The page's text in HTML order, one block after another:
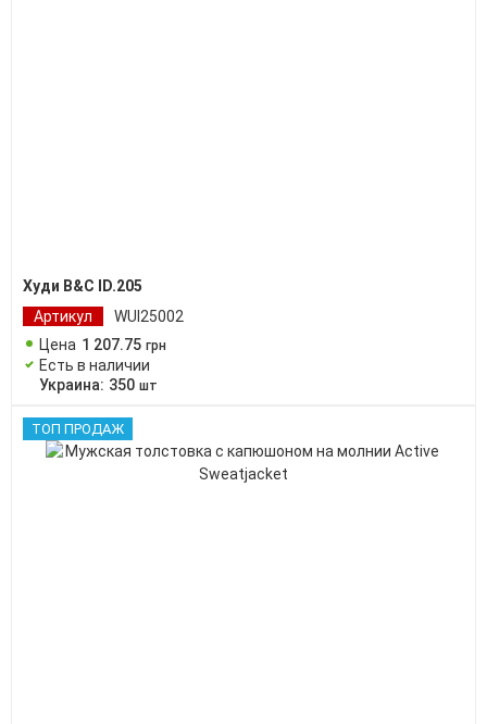
Худи B&C ID.205
Артикул
WUI25002
Цена 1 207.75 грн
Есть в наличии
Украина: 350 шт
ТОП ПРОДАЖ